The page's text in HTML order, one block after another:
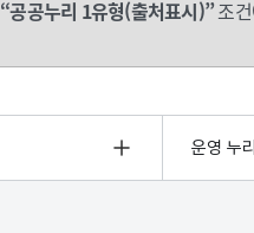
“공공누리 1유형(출처표시)”조건
운영 누